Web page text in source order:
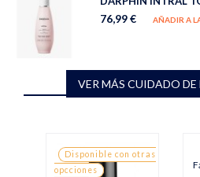
76,99 € AÑADIR A
VER MÁS CUIDADO DE
Disponible con otras
opcciones